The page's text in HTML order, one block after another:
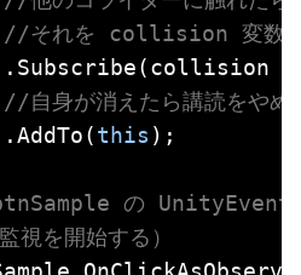
//それを collision 変数と
//自身が消えたら講読をやめ
this );
の UnityEvent
視を開始する）